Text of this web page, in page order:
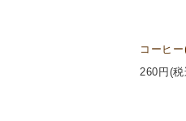
コーヒ
260 円(